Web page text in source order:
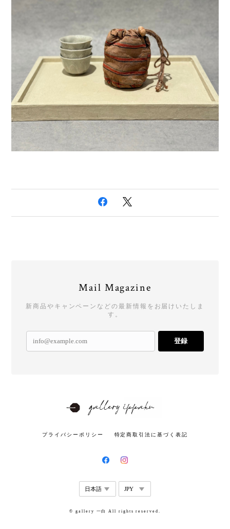
Mail Magazine
新商品やキャンペーンなどの最新情報をお届けいたしま
す。
登録
プライバシーポリシー 特定商取引法に基づく表記
© gallery 一白 All rights reserved.